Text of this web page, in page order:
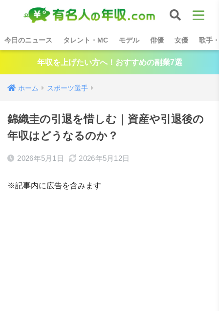
今日のニュース タレント・MC モデル 俳優 女優 歌手
年収を上げたい方へ！おすすめの副業7選
ホーム スポーツ選手
錦織圭の引退を惜しむ｜資産や引退後の
年収はどうなるのか？
2026年5月1日 2026年5月12日
※記事内に広告を含みます